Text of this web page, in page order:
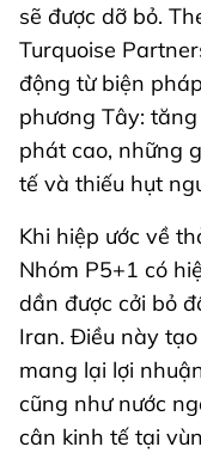
sẽ được dỡ bỏ.
Turquoise
động từ biện
phương Tây:
phát cao, những
tế và thiếu hụt
Khi hiệp ước về
Nhóm P5+1 có
dần được cởi bỏ
Iran. Điều này
mang lại lợi
cũng như nước
cân kinh tế tại